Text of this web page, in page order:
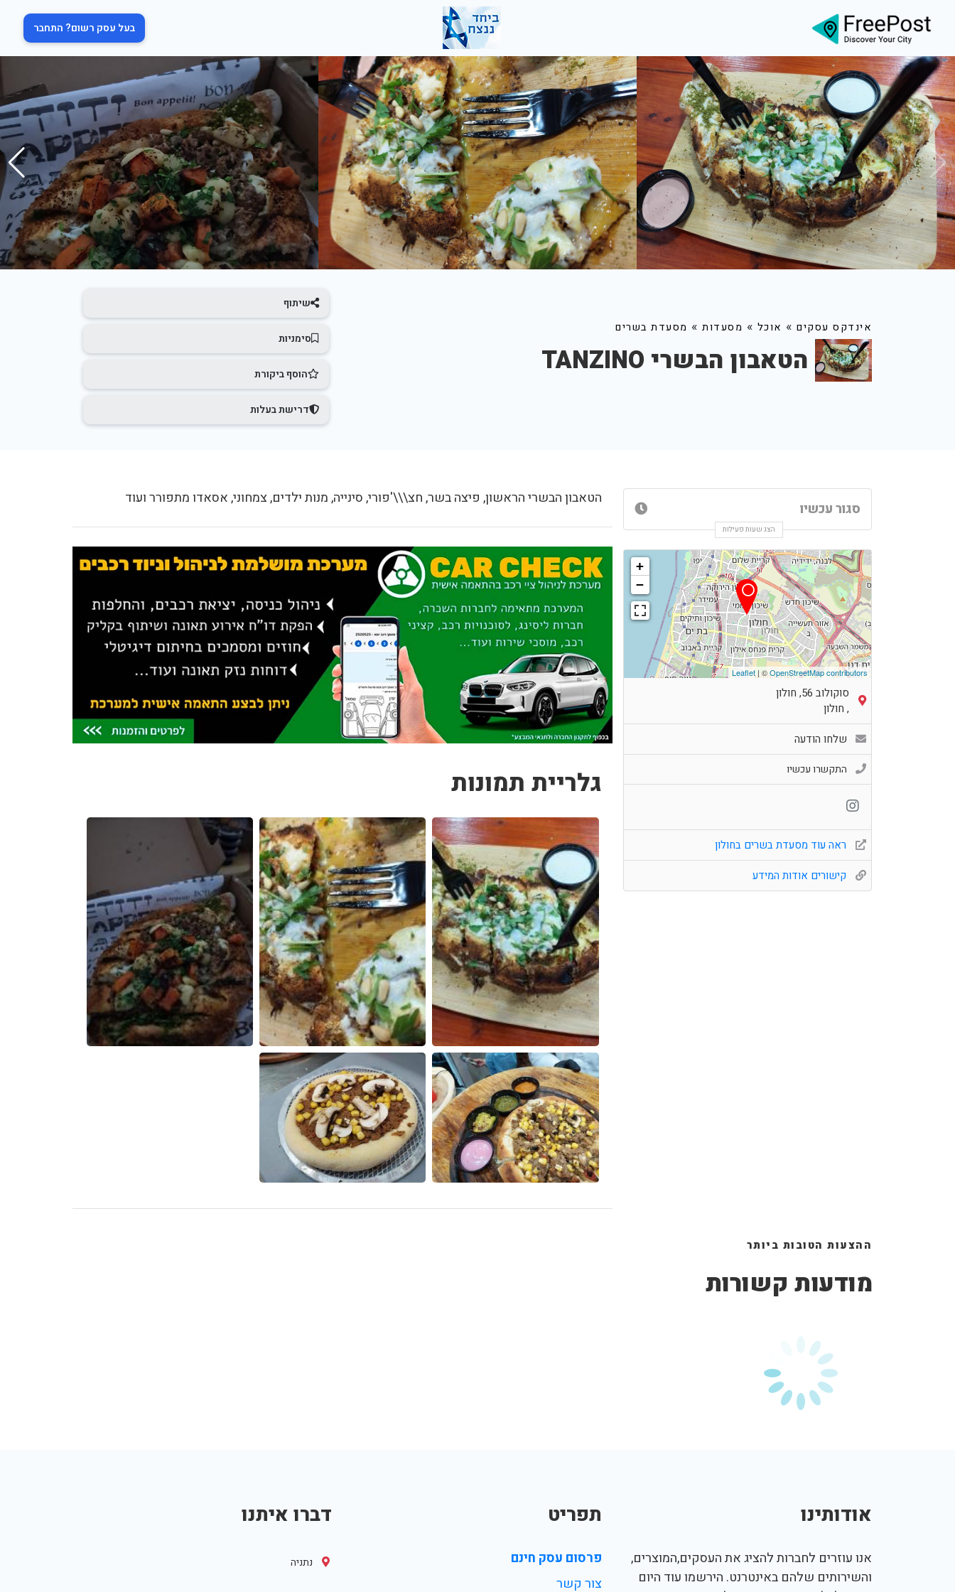
בעל עסק רשום? התחבר
אינדקס עסקים » אוכל » מסעדות » מסעדת בשרים
הטאבון הבשרי TANZINO
שיתוף
סימניות
הוסף ביקורת
דרישת בעלות
סגור עכשיו
הצג שעות פעילות
+
−
Leaflet | ©OpenStreetMap contributors
סוקולוב 56, חולון
, חולון
שלחו הודעה
התקשרו עכשיו
ראה עוד מסעדת בשרים בחולון
קישורים אודות המידע
הטאבון הבשרי הראשון, פיצה בשר, חצ\\\'פורי, סינייה, מנות ילדים, צמחוני, אסאדו מתפורר ועוד
גלריית תמונות
ההצעות הטובות ביותר
מודעות קשורות
אודותינו
אנו עוזרים לחברות להציג את העסקים,המוצרים,
והשירותים שלהם באינטרנט. הירשמו עוד היום
תפריט
פרסום עסק חינם
צור קשר
דברו איתנו
נתניה